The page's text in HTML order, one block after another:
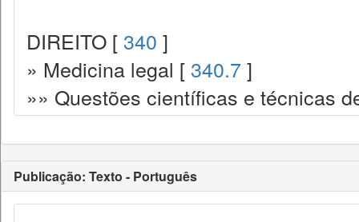
DIREITO [ 340 ]
» Medicina legal [ 340.7 ]
»» Questões científicas e técnicas
Publicação: Texto - Português